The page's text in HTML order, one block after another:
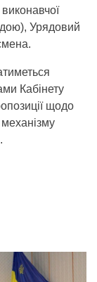
Урядовий
Кабінету
щодо